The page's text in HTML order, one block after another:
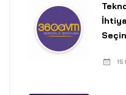
Seçin
15